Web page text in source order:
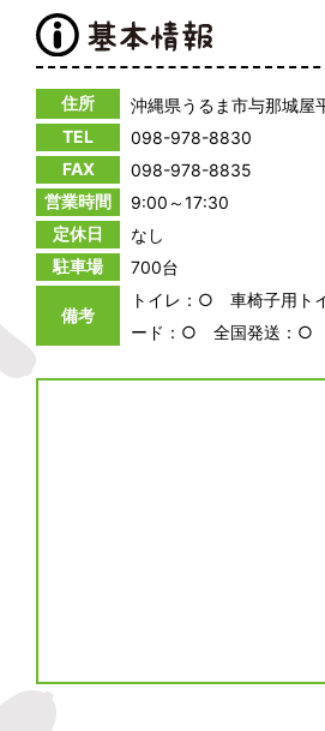
住所
沖縄県うるま市与那城屋
TEL
098-978-8830
FAX
098-978-8835
営業時間
9:00～17:30
定休日
なし
駐車場
700台
備考
トイレ：○ 車椅子用ト
ード：○ 全国発送：○